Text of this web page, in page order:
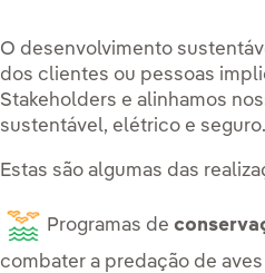
O desenvolvimento
dos clientes ou pessoas
Stakeholders e alinhamos
sustentável, elétrico e seguro.
Estas são algumas das
Programas de
combater a predação de